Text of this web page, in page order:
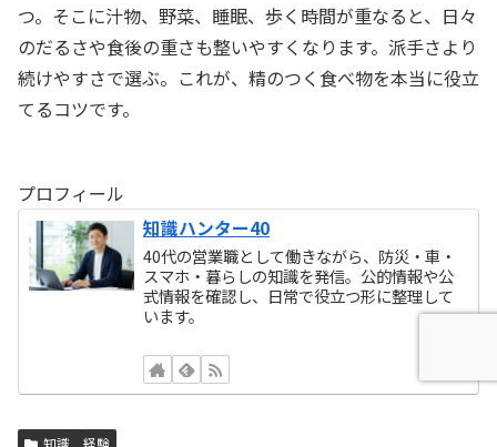
つ。そこに汁物、野菜、睡眠、歩く時間が重なると、日々
のだるさや食後の重さも整いやすくなります。派手さより
続けやすさで選ぶ。これが、精のつく食べ物を本当に役立
てるコツです。
プロフィール
知識ハンター40
40代の営業職として働きながら、防災・車・
スマホ・暮らしの知識を発信。公的情報や公
式情報を確認し、日常で役立つ形に整理して
います。